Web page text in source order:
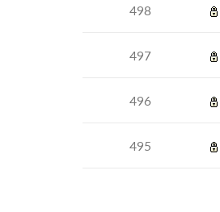
498
497
496
495